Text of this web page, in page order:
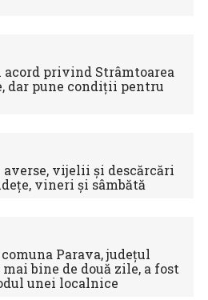
acord privind Strâmtoarea
dar pune condiții pentru
vijelii şi descărcări
vineri şi sâmbătă
Parava, judeţul
bine de două zile, a fost
unei localnice